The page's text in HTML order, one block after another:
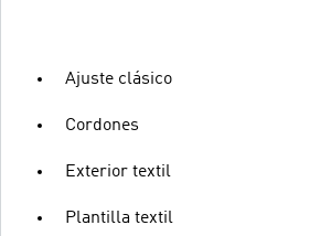
Ajuste clásico
Cordones
Exterior textil
Plantilla textil